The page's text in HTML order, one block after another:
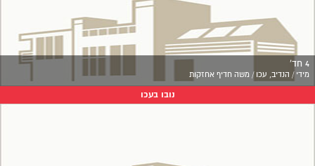
4 חד'
מידי / הנדיב, עכו / משה חדיף אחזקות
נובו בעכו